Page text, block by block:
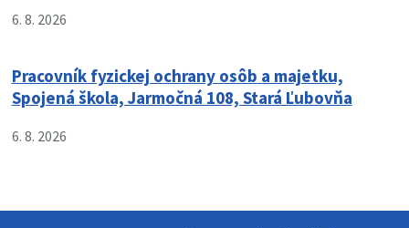
6. 8. 2026
Pracovník fyzickej ochrany osôb a majetku,
Spojená škola, Jarmočná 108, Stará Ľubovňa
6. 8. 2026